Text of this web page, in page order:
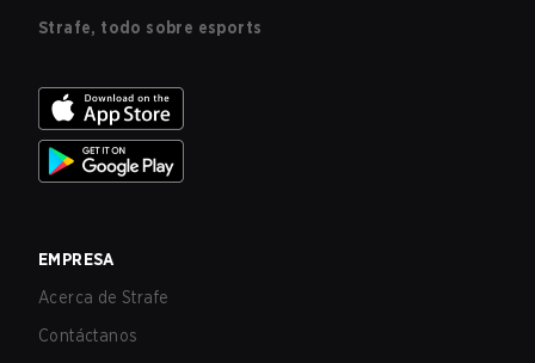
Strafe, todo sobre esports
EMPRESA
Acerca de Strafe
Contáctanos